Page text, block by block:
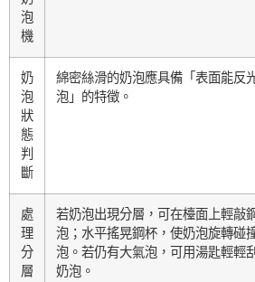
泡
機
奶
泡
狀
態
判
斷
綿密絲滑的奶泡應具備「表面能反
泡」的特徵。
處
理
分
層
若奶泡出現分層，可在檯面上輕敲
泡；水平搖晃鋼杯，使奶泡旋轉碰
泡。若仍有大氣泡，可用湯匙輕輕
奶泡。